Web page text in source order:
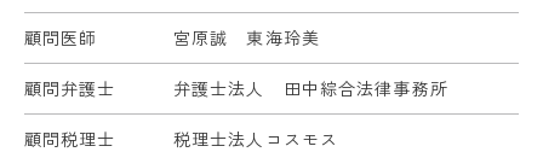
顧問医師 宮原誠 東海玲美
顧問弁護士 弁護士法人 田中綜合法律事務所
顧問税理士 税理士法人コスモス